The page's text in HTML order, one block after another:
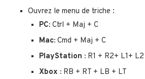
Ouvrez le menu de triche :
PC: Ctrl + Maj + C
Mac: Cmd + Maj + C
PlayStation : R1 + R2+ L1+ L2
Xbox : RB + RT + LB + LT